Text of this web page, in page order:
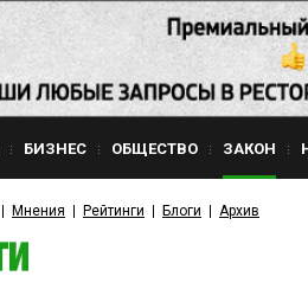
БИЗНЕС ОБЩЕСТВО ЗАКОН
Мнения Рейтинги Блоги Архив